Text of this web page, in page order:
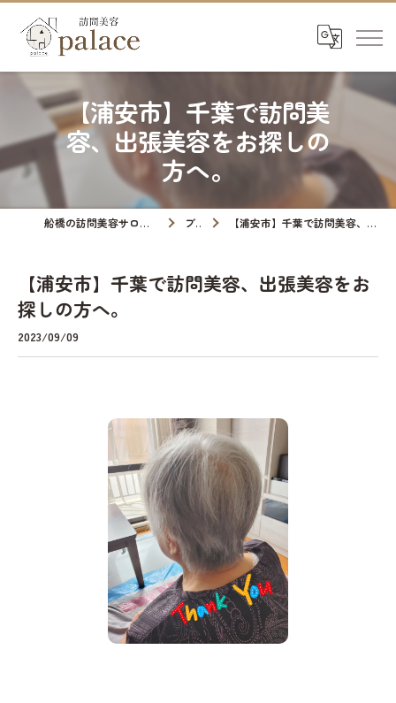
【浦安市】千葉で訪問美
容、出張美容をお探しの
方へ。
船橋の訪問美容サロンなら訪問美容palace ブログ 【浦安市】千葉で訪問美容、出張美容をお探しの方へ。
【浦安市】千葉で訪問美容、出張美容をお
探しの方へ。
2023/09/09